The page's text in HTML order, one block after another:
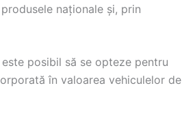
naționale și, prin
posibil să se opteze pentru
în valoarea vehiculelor de